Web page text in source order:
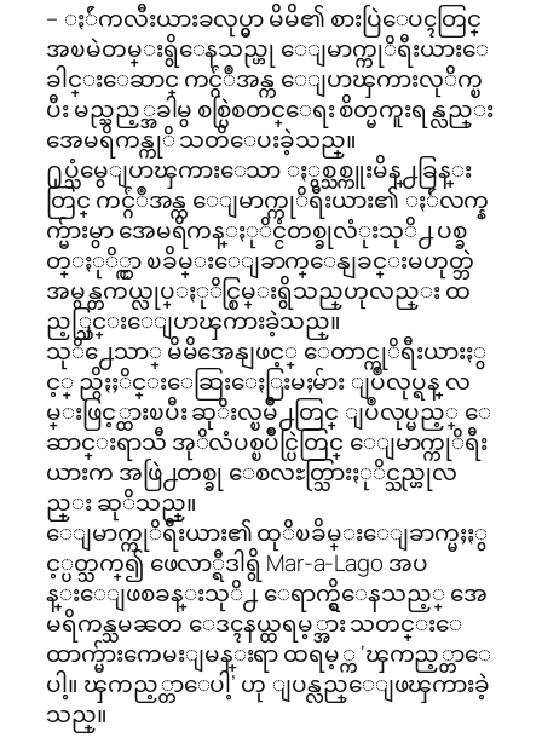
– ႏ်ဴကလီးယားခလုပ္မွာ မိမိ၏ စားပြဲေပၚတြင္
အၿမဲတမ္းရွိေနသည္ဟု ေျမာက္ကုိရီးယားေ
ခါင္းေဆာင္ ကင္ဂ်ံဳအန္က ေျပာၾကားလုိက္ၿ
ပီး မည္သည့္အခါမွ စစ္ပြဲစတင္ေရး စိတ္မကူးရန္လည္း
အေမရိကန္ကုိ သတိေပးခဲ့သည္။
႐ုပ္သံမွေျပာၾကားေသာ ႏွစ္သစ္ကူးမိန္႕ခြန္း
တြင္ ကင္ဂ်ံဳအန္က ေျမာက္ကုိရီးယား၏ ႏ်ဴလက္န
က္မ်ားမွာ အေမရိကန္ႏုိင္ငံတစ္ခုလံုးသုိ႕ ပစ္ခ
တ္ႏုိ္င္ကာ ၿခိမ္းေျခာက္ေနျခင္းမဟုတ္ဘဲ
အမွန္တကယ္လုပ္ႏုိင္စြမ္းရွိသည္ဟုလည္း ထ
ည့္သြင္းေျပာၾကားခဲ့သည္။
သုိ႕ေသာ္ မိမိအေနျဖင့္ ေတာင္ကုိရီးယားႏွ
င့္ ညွိႏႈိင္းေဆြးေႏြးမႈမ်ား ျပဳလုပ္ရန္ လ
မ္းဖြင့္ထားၿပီး ဆုိးလ္ၿမိဳ႕တြင္ ျပဳလုပ္မည့္ ေ
ဆာင္းရာသီ အုိလံပစ္ၿပိဳင္ပြဲတြင္ ေျမာက္ကုိရီး
ယားက အဖြဲ႕တစ္ခု ေစလႊတ္သြားႏုိင္သည္ဟုလ
ည္း ဆုိသည္။
ေျမာက္ကုိရီးယား၏ ထုိၿခိမ္းေျခာက္မႈႏွ
င့္ပတ္သက္၍ ဖေလာ္ရီဒါရွိ Mar-a-Lago အပ
န္းေျဖစခန္းသုိ႕ ေရာက္ရွိေနသည့္ အေ
မရိကန္သမၼတ ေဒၚနယ္ထရမ့္အား သတင္းေ
ထာက္မ်ားကေမးျမန္းရာ ထရမ့္က ‘ၾကည့္တာေ
ပါ့။ ၾကည့္တာေပါ့’ ဟု ျပန္လည္ေျဖၾကားခဲ့
သည္။